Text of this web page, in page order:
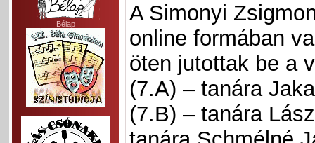
Bélap
A Simonyi
online formában
öten jutottak be a
(7.A) – tanára
(7.B) – tanára